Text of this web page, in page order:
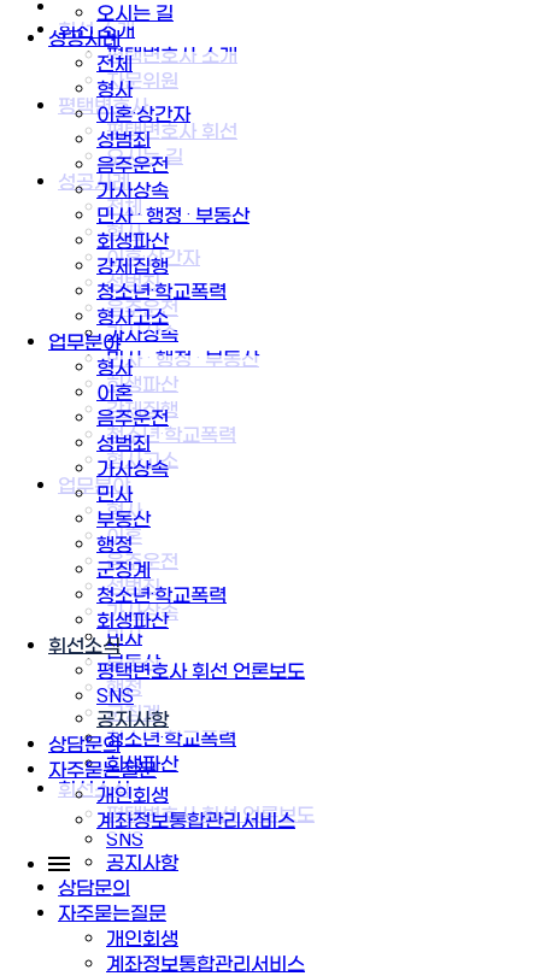
오시는 길
성공사례
전체
형사
이혼·상간자
성범죄
음주운전
가사상속
민사 · 행정 · 부동산
회생파산
강제집행
청소년·학교폭력
형사고소
업무분야
형사
이혼
음주운전
성범죄
가사상속
민사
부동산
행정
군징계
청소년·학교폭력
회생파산
휘선소식
평택변호사 휘선 언론보도
SNS
공지사항
상담문의
자주묻는질문
개인회생
계좌정보통합관리서비스
휘선 소개
평택변호사 소개
자문위원
평택변호사
평택변호사 휘선
오시는 길
성공사례
전체
형사
이혼·상간자
성범죄
음주운전
가사상속
민사 · 행정 · 부동산
회생파산
강제집행
청소년·학교폭력
형사고소
업무분야
형사
이혼
음주운전
성범죄
가사상속
민사
부동산
행정
군징계
청소년·학교폭력
회생파산
휘선소식
평택변호사 휘선 언론보도
SNS
공지사항
상담문의
자주묻는질문
개인회생
계좌정보통합관리서비스